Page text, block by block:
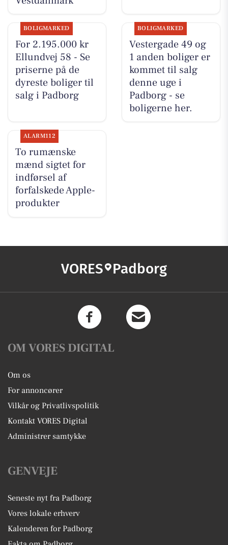
BOLIGMARKED
For 2.195.000 kr
Ellundvej 58 - Se
priserne på de
dyreste boliger til
salg i Padborg
BOLIGMARKED
Vestergade 49 og
1 anden boliger er
kommet til salg
denne uge i
Padborg - se
boligerne her.
ALARM112
To rumænske
mænd sigtet for
indførsel af
forfalskede Apple-
produkter
VORES Padborg
OM VORES DIGITAL
Om os
For annoncører
Vilkår og Privatlivspolitik
Kontakt VORES Digital
Administrer samtykke
GENVEJE
Seneste nyt fra Padborg
Vores lokale erhverv
Kalenderen for Padborg